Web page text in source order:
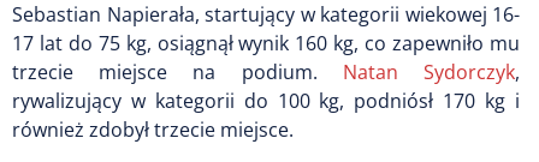
Sebastian Napierała, startujący w kategorii wiekowej 16-
17 lat do 75 kg, osiągnął wynik 160 kg, co zapewniło mu
trzecie miejsce na podium. Natan Sydorczyk,
rywalizujący w kategorii do 100 kg, podniósł 170 kg i
również zdobył trzecie miejsce.